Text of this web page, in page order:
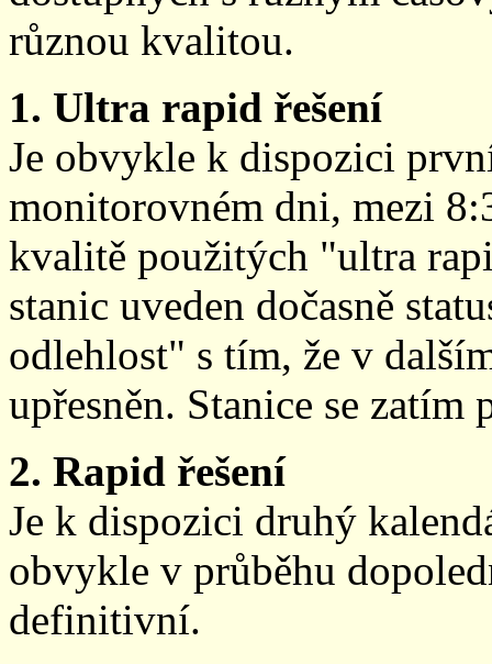
různou kvalitou.
1. Ultra rapid řešení
Je obvykle k dispozici
monitorovném dni, mezi
kvalitě použitých "ultra
stanic uveden dočasně
odlehlost" s tím, že v
upřesněn. Stanice se zatím
2. Rapid řešení
Je k dispozici druhý
obvykle v průběhu
definitivní.